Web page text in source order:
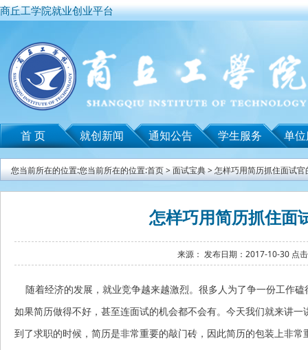
商丘工学院就业创业平台
首 页 就创新闻 通知公告 学生服务 单
您当前所在的位置:您当前所在的位置:首页>面试宝典>怎样巧用简历抓住面试官
怎样巧用简历抓住面
来源： 发布日期：2017-10-30 点
随着经济的发展，就业竞争越来越激烈。很多人为了争一份工作
如果简历做得不好，甚至连面试的机会都不会有。今天我们就来讲
到了求职的时候，简历是非常重要的敲门砖，因此简历的包装上非